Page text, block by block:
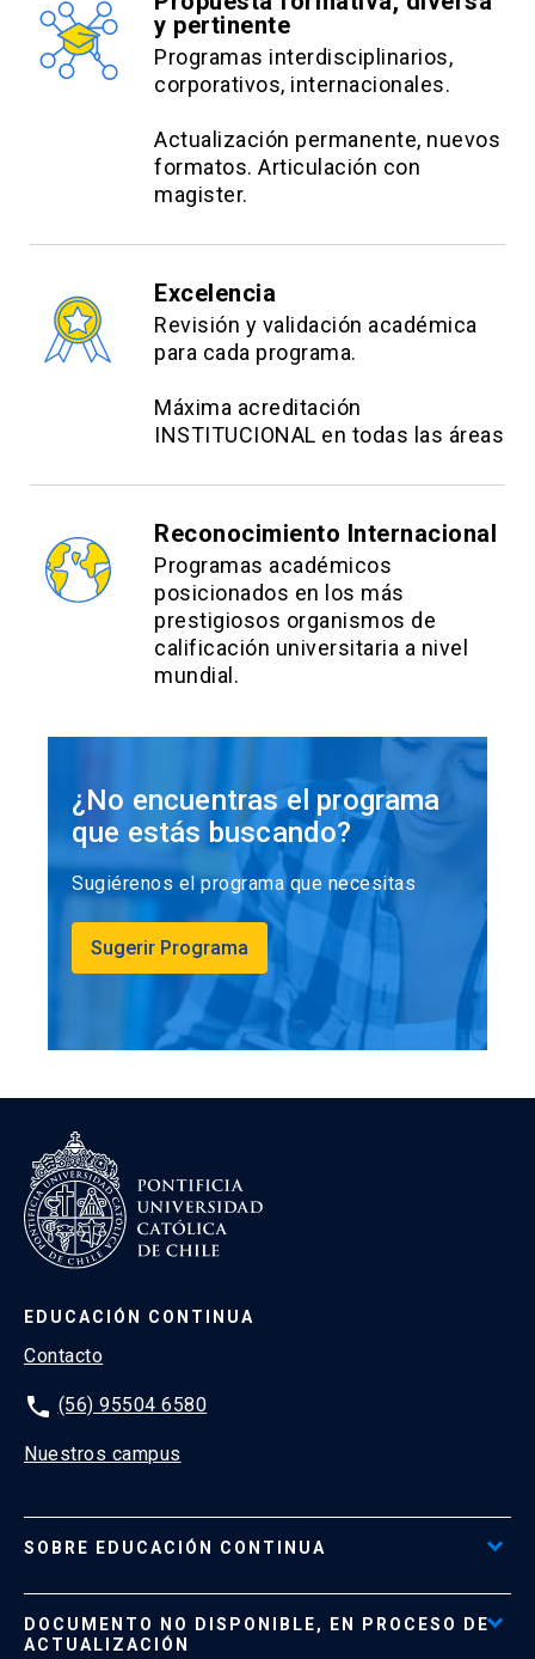
y pertinente
Programas interdisciplinarios,
corporativos, internacionales.
Actualización permanente, nuevos
formatos. Articulación con
magister.
Excelencia
Revisión y validación académica
para cada programa.
Máxima acreditación
INSTITUCIONAL en todas las áreas
Reconocimiento Internacional
Programas académicos
posicionados en los más
prestigiosos organismos de
calificación universitaria a nivel
mundial.
¿No encuentras el programa
que estás buscando?
Sugiérenos el programa que necesitas
Sugerir Programa
EDUCACIÓN CONTINUA
Contacto
phone (56) 95504 6580
Nuestros campus
SOBRE EDUCACIÓN CONTINUA
Formas de Pago
DOCUMENTO NO DISPONIBLE, EN PROCESO DE
ACTUALIZACIÓN